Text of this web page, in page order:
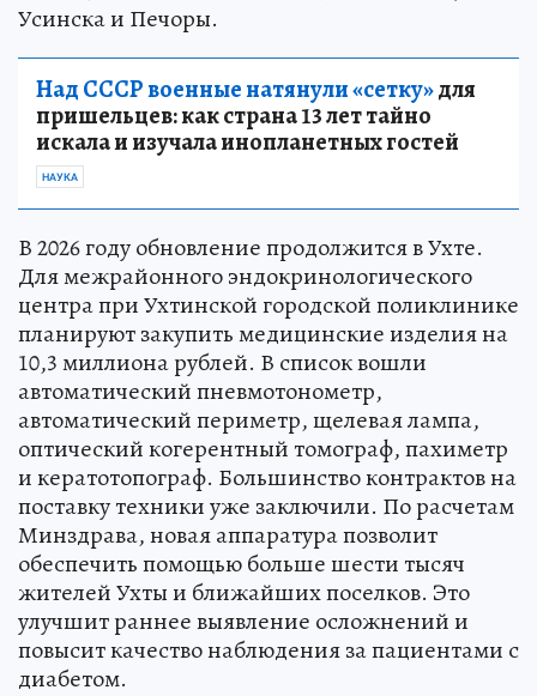
Усинска и Печоры.
Над СССР военные натянули «сетку»для
пришельцев: как страна 13 лет тайно
искала и изучала инопланетных гостей
НАУКА
В 2026 году обновление продолжится в Ухте.
Для межрайонного эндокринологического
центра при Ухтинской городской поликлинике
планируют закупить медицинские изделия на
10,3 миллиона рублей. В список вошли
автоматический пневмотонометр,
автоматический периметр, щелевая лампа,
оптический когерентный томограф, пахиметр
и кератотопограф. Большинство контрактов на
поставку техники уже заключили. По расчетам
Минздрава, новая аппаратура позволит
обеспечить помощью больше шести тысяч
жителей Ухты и ближайших поселков. Это
улучшит раннее выявление осложнений и
повысит качество наблюдения за пациентами с
диабетом.